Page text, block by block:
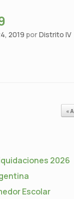
2019 porDistrito IV
«
2026
Escolar